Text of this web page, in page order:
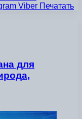
Viber Печатать
для